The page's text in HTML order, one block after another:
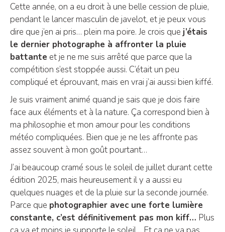
Cette année, on a eu droit à une belle cession de pluie,
pendant le lancer masculin de javelot, et je peux vous
dire que j’en ai pris… plein ma poire. Je crois que j’étais
le dernier photographe à affronter la pluie
battante et je ne me suis arrêté que parce que la
compétition s’est stoppée aussi. C’était un peu
compliqué et éprouvant, mais en vrai j’ai aussi bien kiffé.
Je suis vraiment animé quand je sais que je dois faire
face aux éléments et à la nature. Ça correspond bien à
ma philosophie et mon amour pour les conditions
météo compliquées. Bien que je ne les affronte pas
assez souvent à mon goût pourtant…
J’ai beaucoup cramé sous le soleil de juillet durant cette
édition 2025, mais heureusement il y a aussi eu
quelques nuages et de la pluie sur la seconde journée.
Parce que photographier avec une forte lumière
constante, c’est définitivement pas mon kiff… Plus